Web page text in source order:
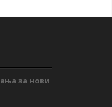
за нови